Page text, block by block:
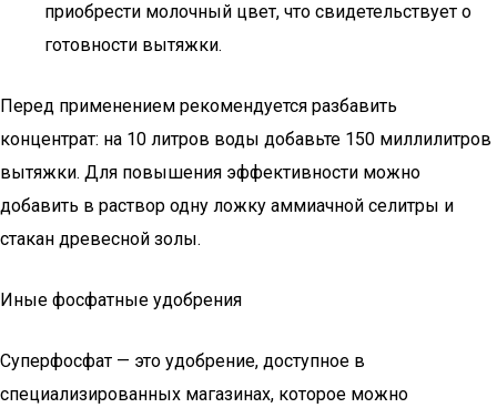
приобрести молочный цвет, что свидетельствует о
готовности вытяжки.
Перед применением рекомендуется разбавить
концентрат: на 10 литров воды добавьте 150 миллилитров
вытяжки. Для повышения эффективности можно
добавить в раствор одну ложку аммиачной селитры и
стакан древесной золы.
Иные фосфатные удобрения
Суперфосфат — это удобрение, доступное в
специализированных магазинах, которое можно